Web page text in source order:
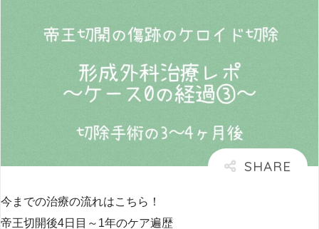
今までの治療の流れはこちら！
帝王切開後4日目～1年のケア遍歴